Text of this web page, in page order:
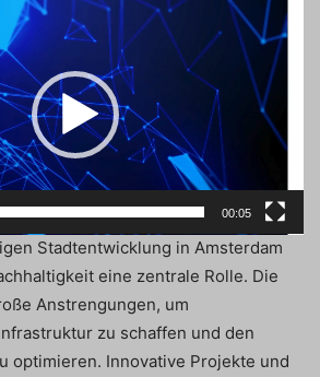
00:05
Stadtentwicklung in Amsterdam
eine zentrale Rolle. Die
Anstrengungen, um
zu schaffen und den
optimieren. Innovative Projekte und